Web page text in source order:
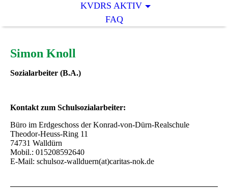
KVDRS AKTIV
FAQ
Simon Knoll
Sozialarbeiter (B.A.)
Kontakt zum Schulsozialarbeiter:
Büro im Erdgeschoss der Konrad-von-Dürn-Realschule
Theodor-Heuss-Ring 11
74731 Walldürn
Mobil.: 015208592640
E-Mail: schulsoz-wallduern(at)caritas-nok.de